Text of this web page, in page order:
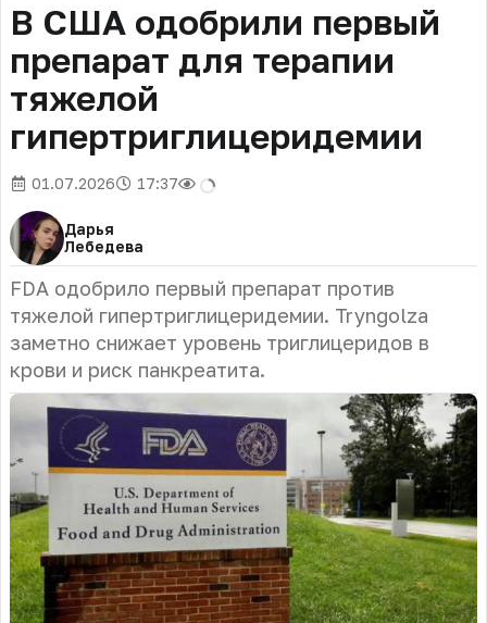
В США одобрили первый
препарат для терапии
тяжелой
гипертриглицеридемии
01.07.2026 17:37
Дарья
Лебедева
FDA одобрило первый препарат против
тяжелой гипертриглицеридемии. Tryngolza
заметно снижает уровень триглицеридов в
крови и риск панкреатита.